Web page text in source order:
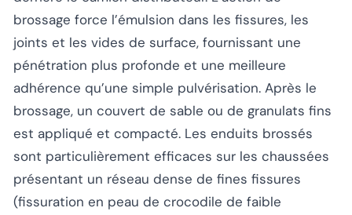
brossage force l’émulsion dans les fissures, les
joints et les vides de surface, fournissant une
pénétration plus profonde et une meilleure
adhérence qu’une simple pulvérisation. Après le
brossage, un couvert de sable ou de granulats fins
est appliqué et compacté. Les enduits brossés
sont particulièrement efficaces sur les chaussées
présentant un réseau dense de fines fissures
(fissuration en peau de crocodile de faible